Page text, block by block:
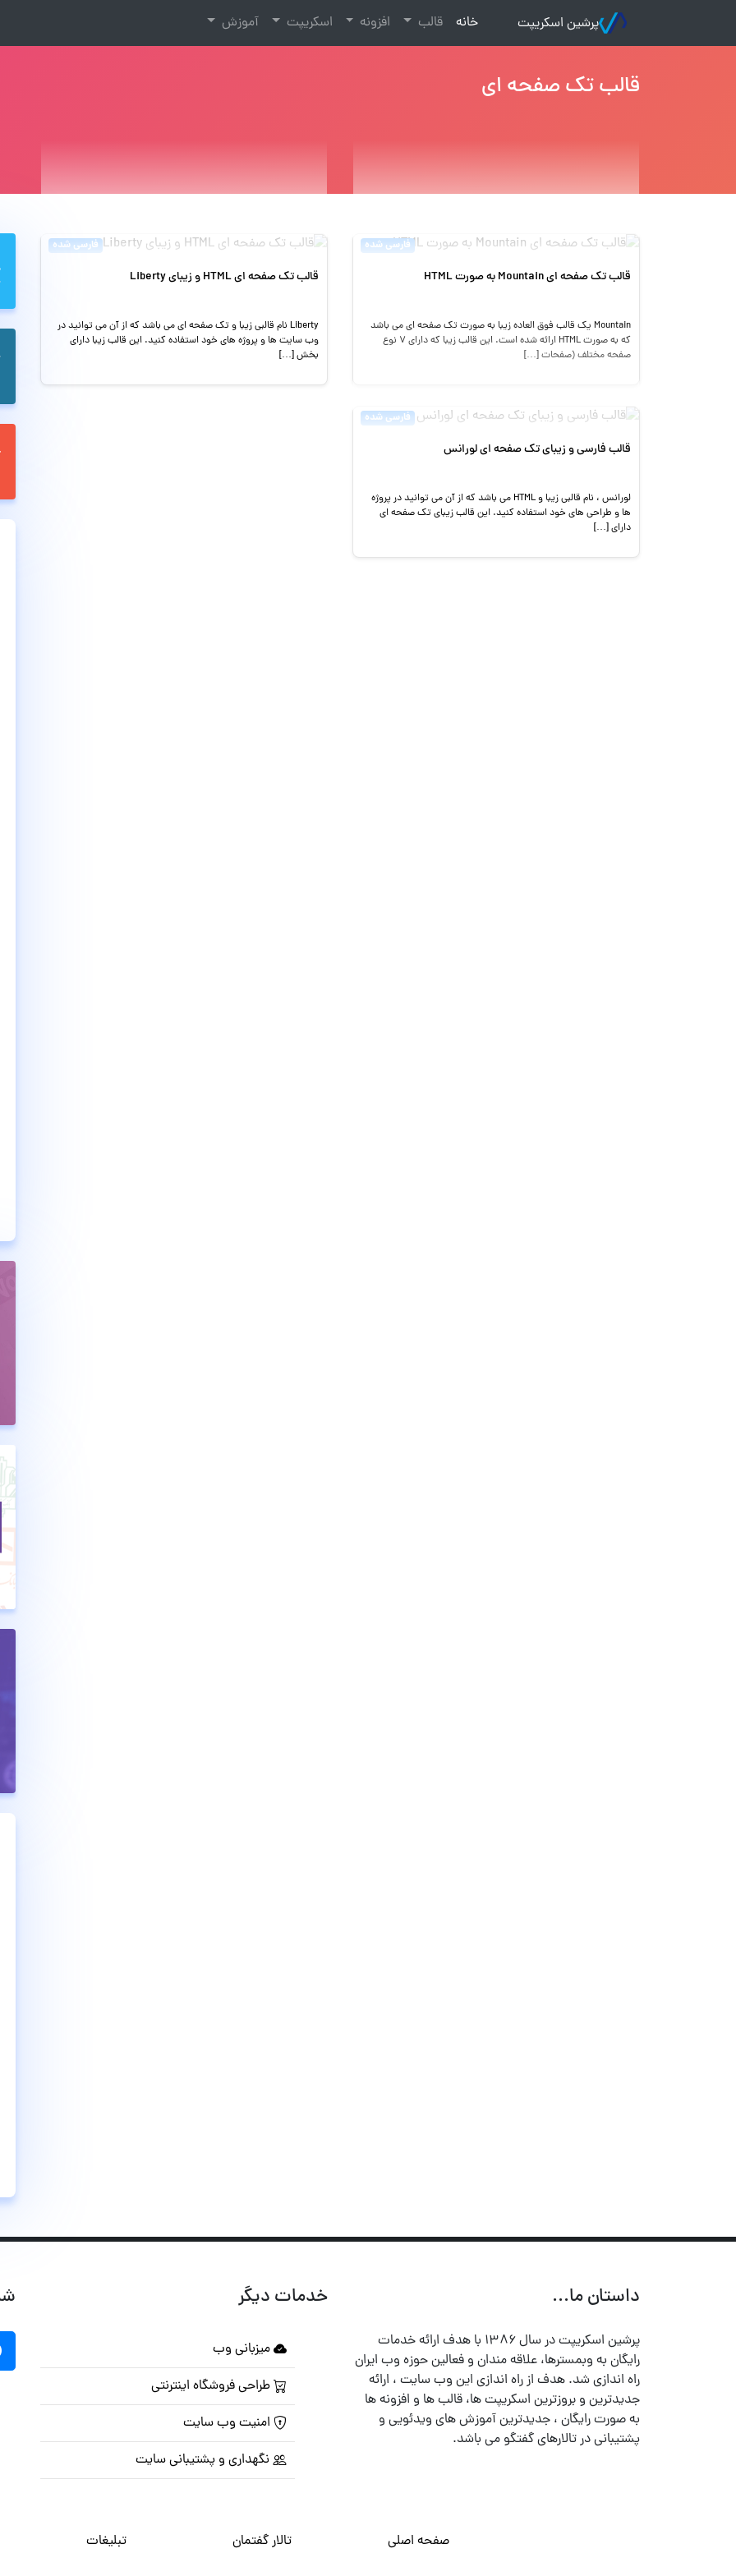
پرشین اسکریپت خانه
(current) قالب افزونه اسکریپت آموزش
قالب تک صفحه ای
فارسی شده
قالب تک صفحه ای Mountain به صورت HTML
Mountain یک قالب فوق العاده زیبا به صورت تک صفحه ای می باشد
که به صورت HTML ارائه شده است. این قالب زیبا که دارای 7 نوع
صفحه مختلف (صفحات […]
فارسی شده
قالب تک صفحه ای HTML و زیبای Liberty
Liberty نام قالبی زیبا و تک صفحه ای می باشد که از آن می توانید در
وب سایت ها و پروژه های خود استفاده کنید. این قالب زیبا دارای
بخش […]
فارسی شده
قالب فارسی و زیبای تک صفحه ای لورانس
لورانس ، نام قالبی زیبا و HTML می باشد که از آن می توانید در پروژه
ها و طراحی های خود استفاده کنید. این قالب زیبای تک صفحه ای
دارای […]
داستان ما...
پرشین اسکریپت در سال ۱۳۸۶ با هدف ارائه خدمات
رایگان به وبمسترها، علاقه مندان و فعالین حوزه وب ایران
راه اندازی شد. هدف از راه اندازی این وب سایت ، ارائه
جدیدترین و بروزترین اسکریپت ها، قالب ها و افزونه ها
به صورت رایگان ، جدیدترین آموزش های ویدئویی و
پشتیبانی در تالارهای گفتگو می باشد.
خدمات دیگر
میزبانی وب
طراحی فروشگاه اینترنتی
امنیت وب سایت
نگهداری و پشتیبانی سایت
صفحه اصلی تالار گفتمان تبلیغات